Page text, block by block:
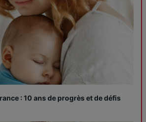
: 10 ans de progrès et de défis